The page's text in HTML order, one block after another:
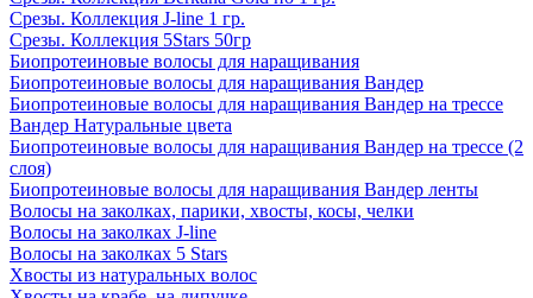
Срезы. Коллекция J-line 1 гр.
Срезы. Коллекция 5Stars 50гр
Биопротеиновые волосы для наращивания
Биопротеиновые волосы для наращивания Вандер
Биопротеиновые волосы для наращивания Вандер на трессе
Вандер Натуральные цвета
Биопротеиновые волосы для наращивания Вандер на трессе (2
слоя)
Биопротеиновые волосы для наращивания Вандер ленты
Волосы на заколках, парики, хвосты, косы, челки
Волосы на заколках J-line
Волосы на заколках 5 Stars
Хвосты из натуральных волос